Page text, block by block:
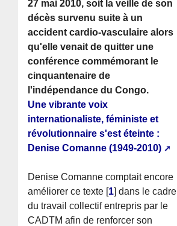
27 mai 2010, soit la veille de son
décès survenu suite à un
accident cardio-vasculaire alors
qu'elle venait de quitter une
conférence commémorant le
cinquantenaire de
l'indépendance du Congo.
Une vibrante voix
internationaliste, féministe et
révolutionnaire s'est éteinte :
Denise Comanne (1949-2010)
Denise Comanne comptait encore
améliorer ce texte [1] dans le cadre
du travail collectif entrepris par le
CADTM afin de renforcer son